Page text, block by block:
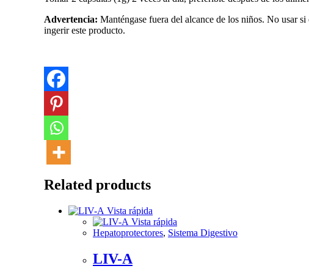
Advertencia: Manténgase fuera del alcance de los niños. No usar
ingerir este producto.
Related products
Vista rápida
Vista rápida
Hepatoprotectores, Sistema Digestivo
LIV-A